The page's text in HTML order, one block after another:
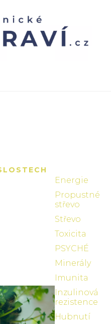
Energie
Propustné
střevo
Střevo
Toxicita
PSYCHÉ
Minerály
Imunita
Inzulinová
rezistence
Hubnutí